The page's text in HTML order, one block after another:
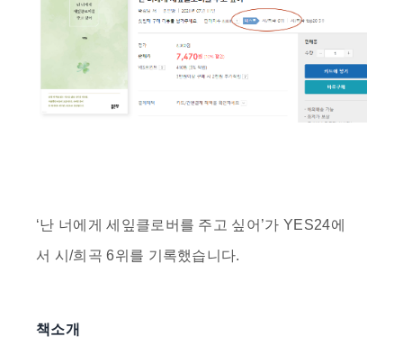
‘난 너에게 세잎클로버를 주고 싶어 ’가YES24에
서 시/희곡 6위 를 기록했습니다.
책소개